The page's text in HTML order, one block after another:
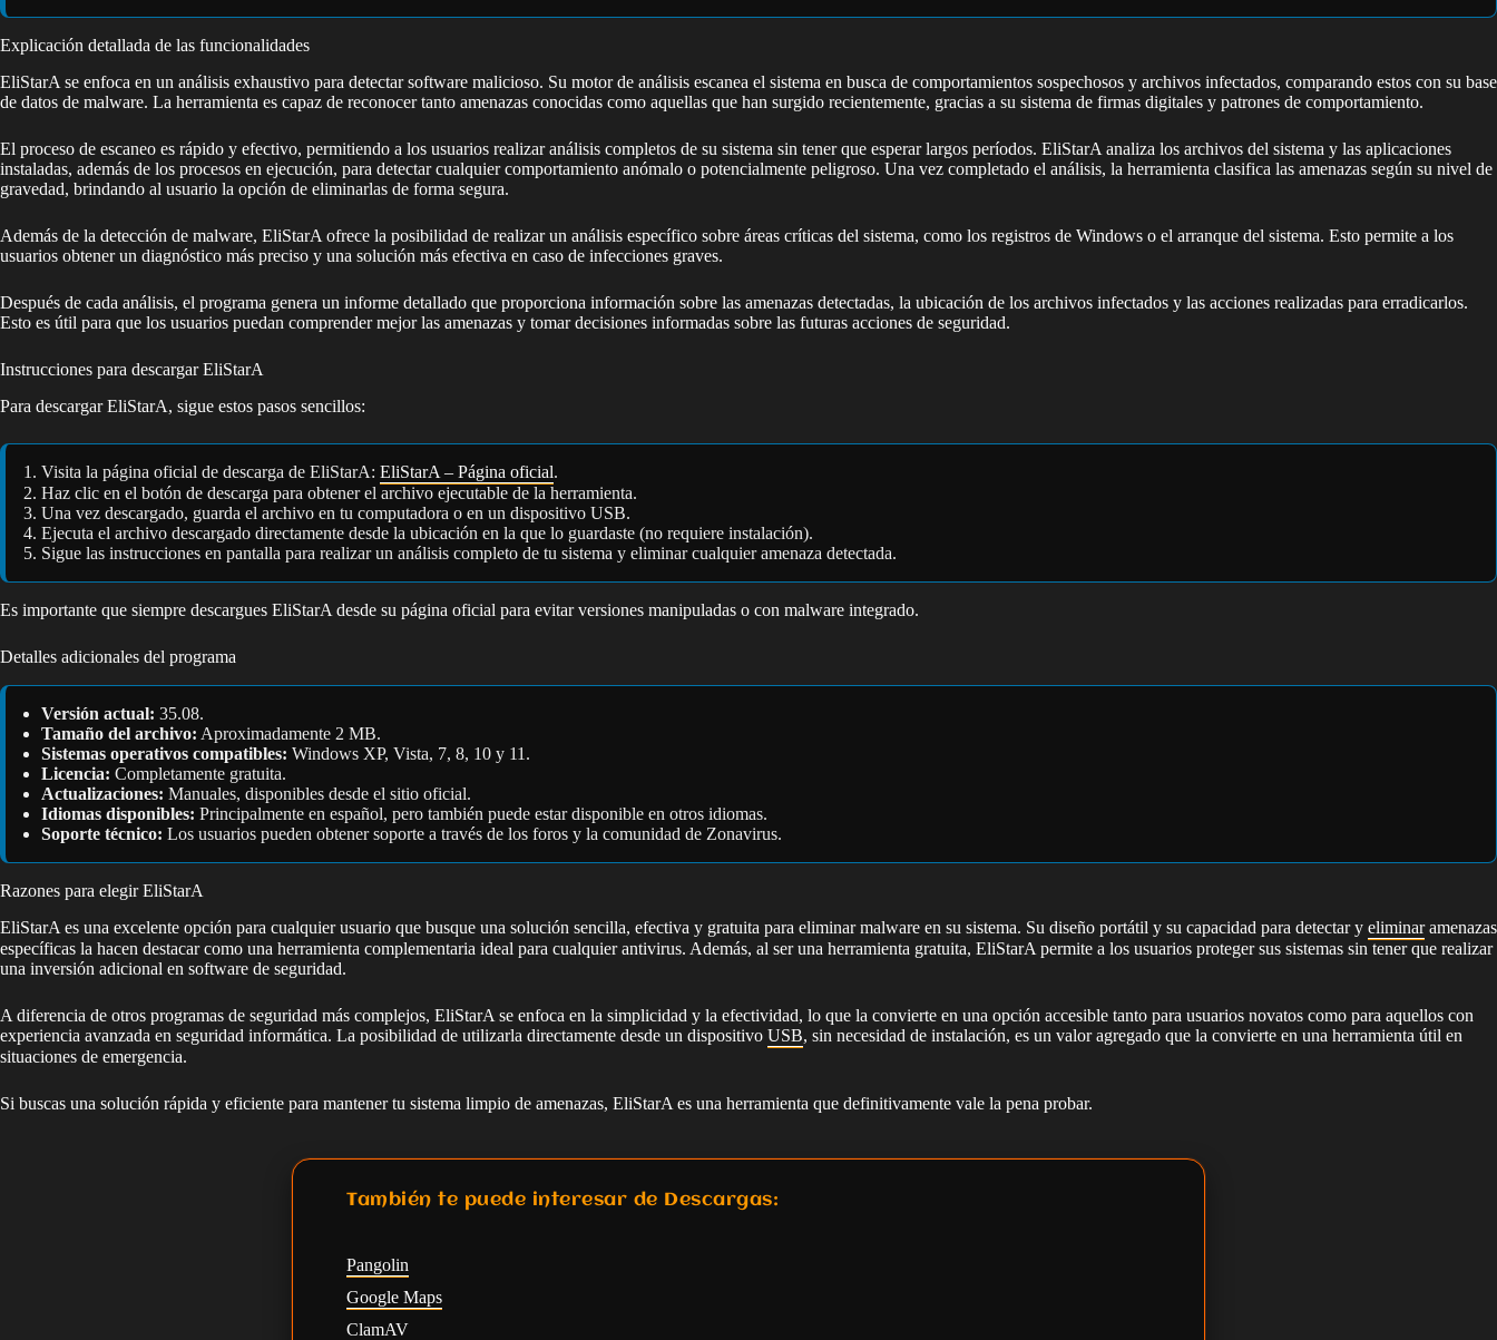
Explicación detallada de las funcionalidades
EliStarA se enfoca en un análisis exhaustivo para detectar software malicioso. Su motor de análisis escanea el sistema en busca de comportamientos sospechosos y archivos infectados, comparando estos con su base
de datos de malware. La herramienta es capaz de reconocer tanto amenazas conocidas como aquellas que han surgido recientemente, gracias a su sistema de firmas digitales y patrones de comportamiento.
El proceso de escaneo es rápido y efectivo, permitiendo a los usuarios realizar análisis completos de su sistema sin tener que esperar largos períodos. EliStarA analiza los archivos del sistema y las aplicaciones
instaladas, además de los procesos en ejecución, para detectar cualquier comportamiento anómalo o potencialmente peligroso. Una vez completado el análisis, la herramienta clasifica las amenazas según su nivel de
gravedad, brindando al usuario la opción de eliminarlas de forma segura.
Además de la detección de malware, EliStarA ofrece la posibilidad de realizar un análisis específico sobre áreas críticas del sistema, como los registros de Windows o el arranque del sistema. Esto permite a los
usuarios obtener un diagnóstico más preciso y una solución más efectiva en caso de infecciones graves.
Después de cada análisis, el programa genera un informe detallado que proporciona información sobre las amenazas detectadas, la ubicación de los archivos infectados y las acciones realizadas para erradicarlos.
Esto es útil para que los usuarios puedan comprender mejor las amenazas y tomar decisiones informadas sobre las futuras acciones de seguridad.
Instrucciones para descargar EliStarA
Para descargar EliStarA, sigue estos pasos sencillos:
Visita la página oficial de descarga de EliStarA: EliStarA – Página oficial.
Haz clic en el botón de descarga para obtener el archivo ejecutable de la herramienta.
Una vez descargado, guarda el archivo en tu computadora o en un dispositivo USB.
Ejecuta el archivo descargado directamente desde la ubicación en la que lo guardaste (no requiere instalación).
Sigue las instrucciones en pantalla para realizar un análisis completo de tu sistema y eliminar cualquier amenaza detectada.
Es importante que siempre descargues EliStarA desde su página oficial para evitar versiones manipuladas o con malware integrado.
Detalles adicionales del programa
Versión actual: 35.08.
Tamaño del archivo: Aproximadamente 2 MB.
Sistemas operativos compatibles: Windows XP, Vista, 7, 8, 10 y 11.
Licencia: Completamente gratuita.
Actualizaciones: Manuales, disponibles desde el sitio oficial.
Idiomas disponibles: Principalmente en español, pero también puede estar disponible en otros idiomas.
Soporte técnico: Los usuarios pueden obtener soporte a través de los foros y la comunidad de Zonavirus.
Razones para elegir EliStarA
EliStarA es una excelente opción para cualquier usuario que busque una solución sencilla, efectiva y gratuita para eliminar malware en su sistema. Su diseño portátil y su capacidad para detectar y eliminaramenazas
específicas la hacen destacar como una herramienta complementaria ideal para cualquier antivirus. Además, al ser una herramienta gratuita, EliStarA permite a los usuarios proteger sus sistemas sin tener que realizar
una inversión adicional en software de seguridad.
A diferencia de otros programas de seguridad más complejos, EliStarA se enfoca en la simplicidad y la efectividad, lo que la convierte en una opción accesible tanto para usuarios novatos como para aquellos con
experiencia avanzada en seguridad informática. La posibilidad de utilizarla directamente desde un dispositivo USB, sin necesidad de instalación, es un valor agregado que la convierte en una herramienta útil en
situaciones de emergencia.
Si buscas una solución rápida y eficiente para mantener tu sistema limpio de amenazas, EliStarA es una herramienta que definitivamente vale la pena probar.
También te puede interesar de Descargas:
Pangolin
Google Maps
ClamAV